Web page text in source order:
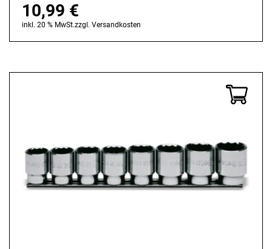
10,99 €
inkl. 20 % MwSt.zzgl. Versandkosten